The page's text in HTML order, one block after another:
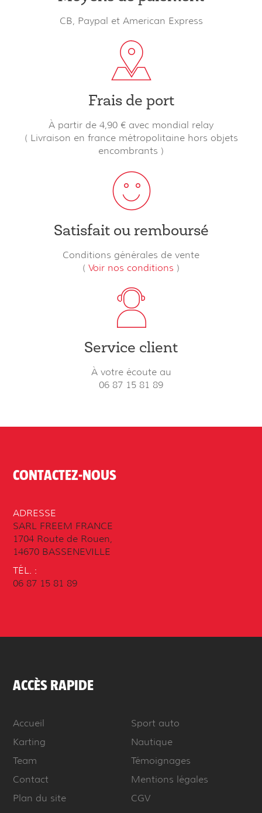
CB, Paypal et American Express
Frais de port
À partir de 4,90 € avec mondial relay
( Livraison en france métropolitaine hors objets
encombrants )
Satisfait ou remboursé
Conditions générales de vente
( Voir nos conditions )
Service client
À votre écoute au
06 87 15 81 89
CONTACTEZ-NOUS
ADRESSE
SARL FREEM FRANCE
1704 Route de Rouen,
14670 BASSENEVILLE
TÉL. :
06 87 15 81 89
ACCÈS RAPIDE
Accueil
Sport auto
Karting
Nautique
Team
Témoignages
Contact
Mentions légales
Plan du site
CGV